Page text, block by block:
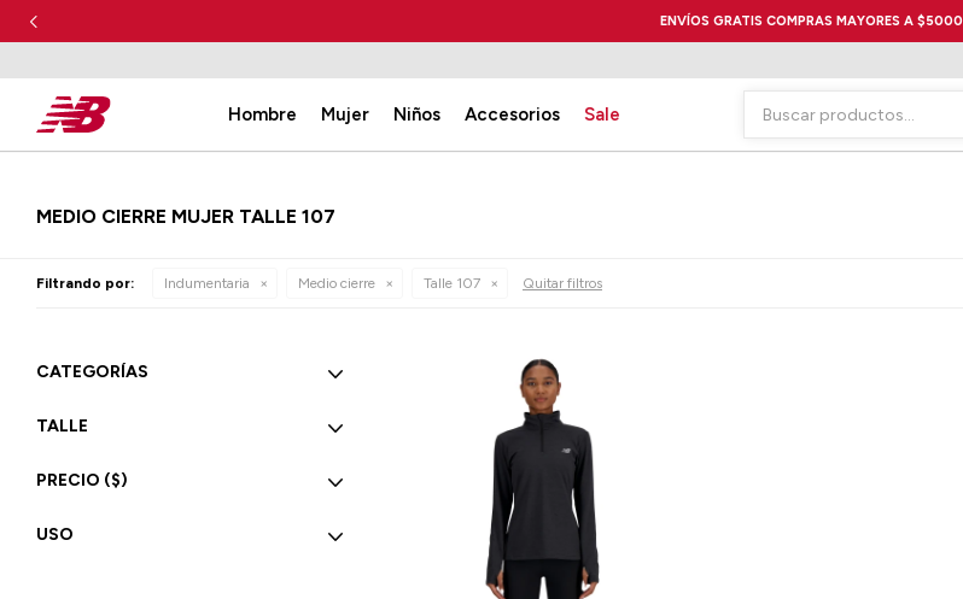
ENVÍOS GRATIS COMPRAS MAYORES A $5000
Hombre Mujer Niños Accesorios Sale
MEDIO CIERRE MUJER TALLE 107
Filtrando por: Indumentaria Medio cierre Talle 107 Quitar filtros
CATEGORÍAS
TALLE
PRECIO ($)
USO